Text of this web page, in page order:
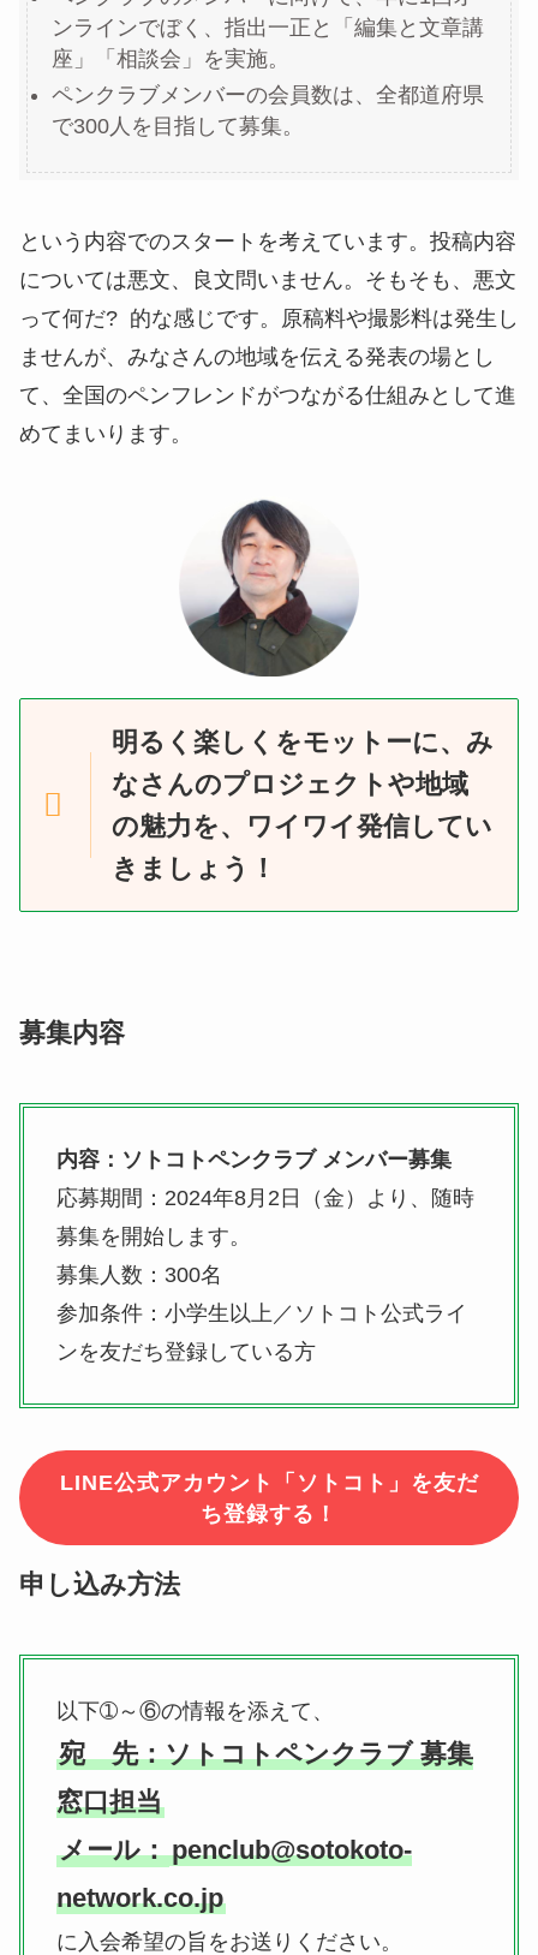
ンラインでぼく、指出一正と「編集と文章講
座」「相談会」を実施。
ペンクラブメンバーの会員数は、全都道府県
で300人を目指して募集。
という内容でのスタートを考えています。投稿内容
については悪文、良文問いません。そもそも、悪文
って何だ? 的な感じです。原稿料や撮影料は発生し
ませんが、みなさんの地域を伝える発表の場とし
て、全国のペンフレンドがつながる仕組みとして進
めてまいります。
明るく楽しくをモットーに、み
なさんのプロジェクトや地域
の魅力を、ワイワイ発信してい
きましょう！
募集内容
内容：ソトコトペンクラブ メンバー募集
応募期間：2024年8月2日（金）より、随時
募集を開始します。
募集人数：300名
参加条件：小学生以上／ソトコト公式ライ
ンを友だち登録している方
LINE公式アカウント「ソトコト」を友だ
ち登録する！
申し込み方法
以下➀～⑥の情報を添えて、
宛 先：ソトコトペンクラブ 募集
窓口担当
メール：penclub@sotokoto-
network.co.jp
に入会希望の旨をお送りください。